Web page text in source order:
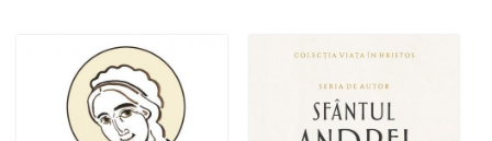
Adaugă în coș Wishlist Adaugă în coș Wishlist